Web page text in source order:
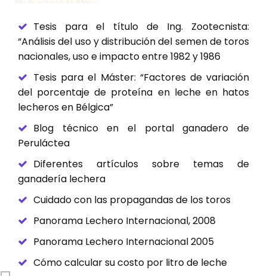
Tesis para el título de Ing. Zootecnista:
“Análisis del uso y distribución del semen de toros
nacionales, uso e impacto entre 1982 y 1986
Tesis para el Máster: “Factores de variación
del porcentaje de proteína en leche en hatos
lecheros en Bélgica”
Blog técnico en el portal ganadero de
Peruláctea
Diferentes artículos sobre temas de
ganadería lechera
Cuidado con las propagandas de los toros
Panorama Lechero Internacional, 2008
Panorama Lechero Internacional 2005
Cómo calcular su costo por litro de leche